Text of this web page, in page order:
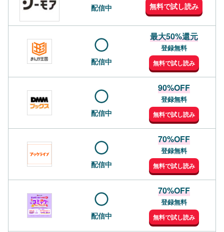
配信中
無料で試し読み
配信中
最大50%還元
登録無料
無料で試し読み
配信中
90%OFF
登録無料
無料で試し読み
配信中
70%OFF
登録無料
無料で試し読み
配信中
70%OFF
登録無料
無料で試し読み